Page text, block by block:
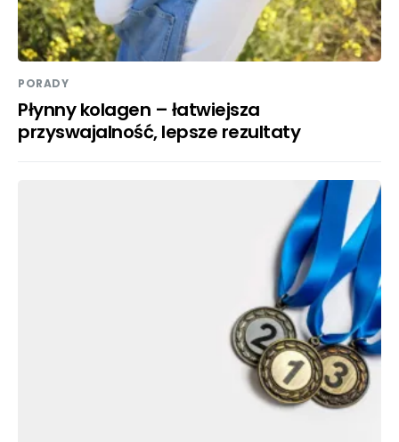
PORADY
Płynny kolagen – łatwiejsza
przyswajalność, lepsze rezultaty